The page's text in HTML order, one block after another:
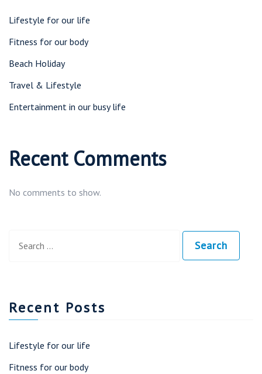
Lifestyle for our life
Fitness for our body
Beach Holiday
Travel & Lifestyle
Entertainment in our busy life
Recent Comments
No comments to show.
for:
Search
Recent Posts
Lifestyle for our life
Fitness for our body